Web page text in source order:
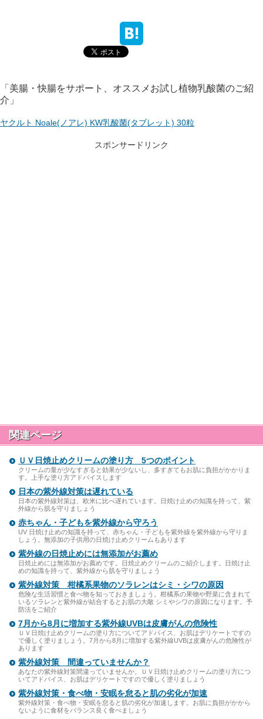
「美腸・快腸をサポート、オススメお試し植物乳酸菌のご紹
介」
ヤクルト Noale(ノアレ) KW乳酸菌(タブレット) 30粒
スポンサードリンク
関連ページ
ＵＶ日焼止めクリームの塗り方 5つのポイント
クリームの量が少なすぎると効果が少ないし、多すぎてもお肌に負担がかかりま
す。上手な塗り方アドバイスします
日本の紫外線対策は遅れている
日本の紫外線対策は、欧米に比べ遅れています。日焼け止めの知識を持って、紫
外線から肌を守りましょう
赤ちゃん・子どもを紫外線から守ろう
UV 日焼け止めの知識を持って、赤ちゃん・子どもを紫外線を紫外線から守りま
しょう。無添加の子供用の日焼け止めクリームもあります
紫外線の日焼止めには無添加がお薦め
日焼止めには無添加がお薦めです。日焼止めクリームのご紹介します。日焼け止
めの知識を持って、紫外線から肌を守りましょう
紫外線対策 柑橘系果物のソラレンはシミ・シワの原因
危険な生活習慣と食べ物を知っておきましょう。柑橘系の果物や野菜に含まれて
いるソラレンと紫外線が結合するとお肌の大敵 シミやシワの原因になります。予
防法をご紹介
7月から8月に増加する紫外線UVBは皮膚がんの危険性
ＵＶ日焼け止めクリームの塗り方についてアドバイス、お肌はデリケートですの
で優しく塗りましょう。7月から8月に増加する紫外線UVBは皮膚がんの危険性が
あります
紫外線対策 間違っていませんか？
あなたの紫外線対策間違っていませんか。ＵＶ日焼け止めクリームの塗り方につ
いてアドバイス、お肌はデリケートですので優しく塗りましょう
紫外線対策・食べ物・安眠を怠ると肌の劣化が加速
紫外線対策・食べ物・安眠を怠ると肌の劣化が加速します。お肌に負担がかから
ないように食材をバランス良く食べましょう